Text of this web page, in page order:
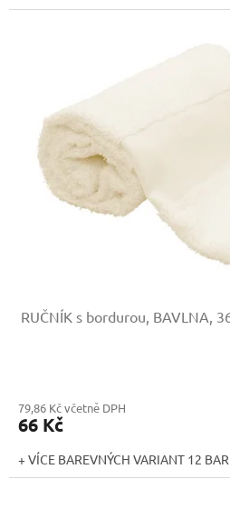
RUČNÍK s bordurou, BAVLNA,
79,86 Kč včetně DPH
66 Kč
+ VÍCE BAREVNÝCH VARIANT 12